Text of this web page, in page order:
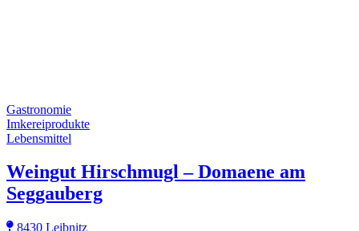
Gastronomie
Imkereiprodukte
Lebensmittel
Weingut Hirschmugl – Domaene am
Seggauberg
8430 Leibnitz